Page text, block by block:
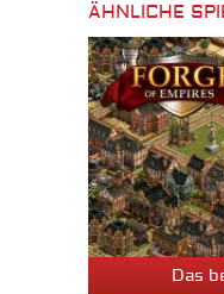
ÄHNLICHE
Das